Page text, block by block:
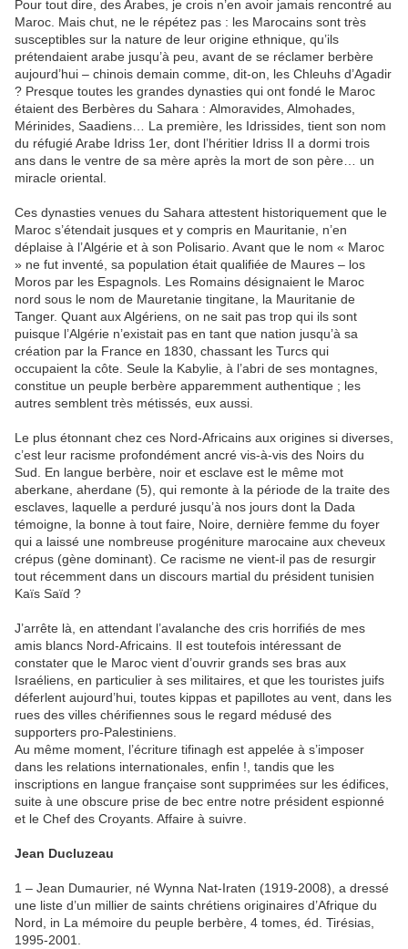
Pour tout dire, des Arabes, je crois n’en avoir jamais rencontré au
Maroc. Mais chut, ne le répétez pas : les Marocains sont très
susceptibles sur la nature de leur origine ethnique, qu’ils
prétendaient arabe jusqu’à peu, avant de se réclamer berbère
aujourd’hui – chinois demain comme, dit-on, les Chleuhs d’Agadir
? Presque toutes les grandes dynasties qui ont fondé le Maroc
étaient des Berbères du Sahara : Almoravides, Almohades,
Mérinides, Saadiens… La première, les Idrissides, tient son nom
du réfugié Arabe Idriss 1er, dont l’héritier Idriss II a dormi trois
ans dans le ventre de sa mère après la mort de son père… un
miracle oriental.
Ces dynasties venues du Sahara attestent historiquement que le
Maroc s’étendait jusques et y compris en Mauritanie, n’en
déplaise à l’Algérie et à son Polisario. Avant que le nom « Maroc
» ne fut inventé, sa population était qualifiée de Maures – los
Moros par les Espagnols. Les Romains désignaient le Maroc
nord sous le nom de Mauretanie tingitane , la Mauritanie de
Tanger. Quant aux Algériens, on ne sait pas trop qui ils sont
puisque l’Algérie n’existait pas en tant que nation jusqu’à sa
création par la France en 1830, chassant les Turcs qui
occupaient la côte. Seule la Kabylie, à l’abri de ses montagnes,
constitue un peuple berbère apparemment authentique ; les
autres semblent très métissés, eux aussi.
Le plus étonnant chez ces Nord-Africains aux origines si diverses,
c’est leur racisme profondément ancré vis-à-vis des Noirs du
Sud. En langue berbère, noir et esclave est le même mot
aberkane, aherdane (5), qui remonte à la période de la traite des
esclaves, laquelle a perduré jusqu’à nos jours dont la Dada
témoigne, la bonne à tout faire, Noire, dernière femme du foyer
qui a laissé une nombreuse progéniture marocaine aux cheveux
crépus (gène dominant). Ce racisme ne vient-il pas de resurgir
tout récemment dans un discours martial du président tunisien
Kaïs Saïd ?
J’arrête là, en attendant l’avalanche des cris horrifiés de mes
amis blancs Nord-Africains. Il est toutefois intéressant de
constater que le Maroc vient d’ouvrir grands ses bras aux
Israéliens, en particulier à ses militaires, et que les touristes juifs
déferlent aujourd’hui, toutes kippas et papillotes au vent, dans les
rues des villes chérifiennes sous le regard médusé des
supporters pro-Palestiniens.
Au même moment, l’écriture tifinagh est appelée à s’imposer
dans les relations internationales, enfin !, tandis que les
inscriptions en langue française sont supprimées sur les édifices,
suite à une obscure prise de bec entre notre président espionné
et le Chef des Croyants. Affaire à suivre.
Jean Ducluzeau
1 – Jean Dumaurier, né Wynna Nat-Iraten (1919-2008), a dressé
une liste d’un millier de saints chrétiens originaires d’Afrique du
Nord, in La mémoire du peuple berbère, 4 tomes, éd. Tirésias,
1995-2001.